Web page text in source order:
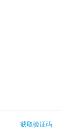
获取验证码